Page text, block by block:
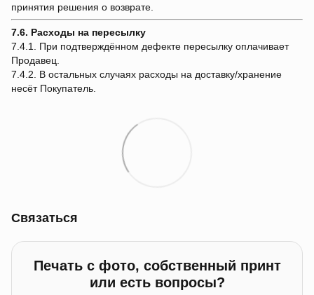
принятия решения о возврате.
7.6. Расходы на пересылку
7.4.1. При подтверждённом дефекте пересылку оплачивает
Продавец.
7.4.2. В остальных случаях расходы на доставку/хранение
несёт Покупатель.
Связаться
Печать с фото, собственный принт
или есть вопросы?